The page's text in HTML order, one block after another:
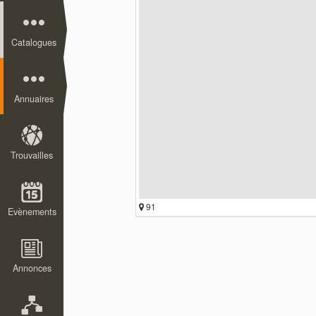
Catalogues
Annuaires
Trouvailles
Evènements
Annonces
91